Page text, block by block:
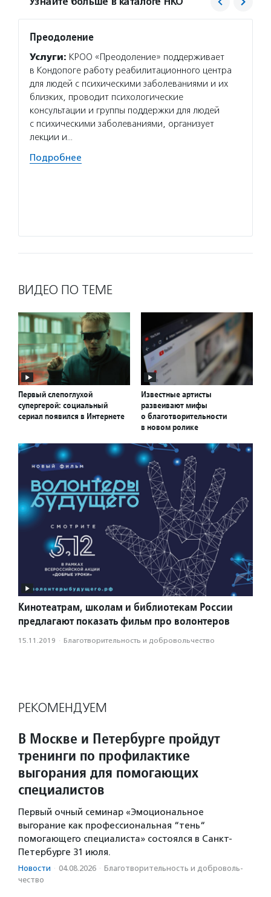
Преодоление
Услуги: КРОО «Преодоление» поддерживает
в Кондопоге работу реабилитационного центра
для людей с психическими заболеваниями и их
близких, проводит психологические
консультации и группы поддержки для людей
с психическими заболеваниями, организует
лекции и…
Подробнее
ВИДЕО ПО ТЕМЕ
Первый слепоглухой
супергерой: социальный
сериал появился в Интернете
Известные артисты
развеивают мифы
о благотворительности
в новом ролике
Кинотеатрам, школам и библиотекам России
предлагают показать фильм про волонтеров
15.11.2019 · Благотвори­тель­ность и доброволь­чест­во
РЕКОМЕНДУЕМ
В Москве и Петербурге пройдут
тренинги по профилактике
выгорания для помогающих
специалистов
Первый очный семинар «Эмоциональное
выгорание как профессиональная “тень“
помогающего специалиста» состоялся в Санкт-
Петербурге 31 июля.
Новости · 04.08.2026 · Благотвори­тель­ность и доброволь­
чест­во